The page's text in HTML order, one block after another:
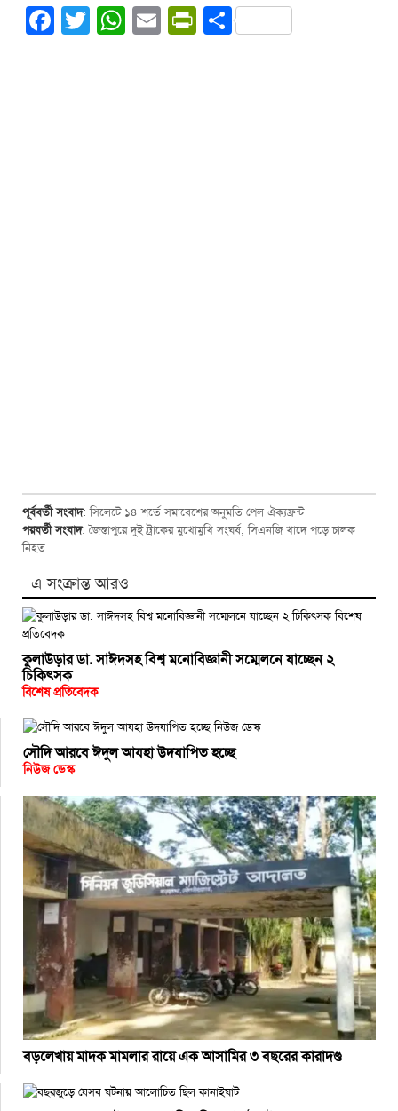
Facebook
Twitter
WhatsApp
EmailPrintFriendly
Share
পূর্ববর্তী সংবাদ:সিলেটে ১৪ শর্তে সমাবেশের অনুমতি পেল ঐক্যফ্রন্ট
পরবর্তী সংবাদ:জৈন্তাপুরে দুই ট্রাকের মুখোমুখি সংঘর্ষ, সিএনজি খাদে পড়ে চালক
নিহত
এ সংক্রান্ত আরও
কুলাউড়ার ডা. সাঈদসহ বিশ্ব মনোবিজ্ঞানী সম্মেলনে যাচ্ছেন ২
চিকিৎসক
বিশেষ প্রতিবেদক
সৌদি আরবে ঈদুল আযহা উদযাপিত হচ্ছে
নিউজ ডেস্ক
বড়লেখায় মাদক মামলার রায়ে এক আসামির ৩ বছরের কারাদণ্ড